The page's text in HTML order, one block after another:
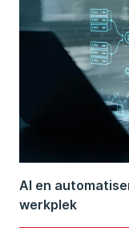
AI en
werkplek